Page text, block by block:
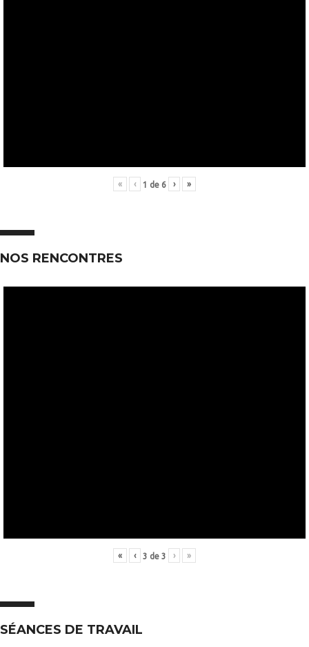
« ‹ 1 de 6 › »
NOS RENCONTRES
« ‹ 3 de 3 › »
SÉANCES DE TRAVAIL